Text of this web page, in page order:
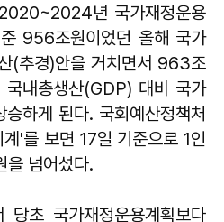
년 국가재정운용
956조원이었던 올해 국가
(추경)안을 거치면서 963조
내총생산(GDP) 대비 국가
하게 된다. 국회예산정책처
'를 보면 17일 기준으로 1인
을 넘어섰다.
당초 국가재정운용계획보다